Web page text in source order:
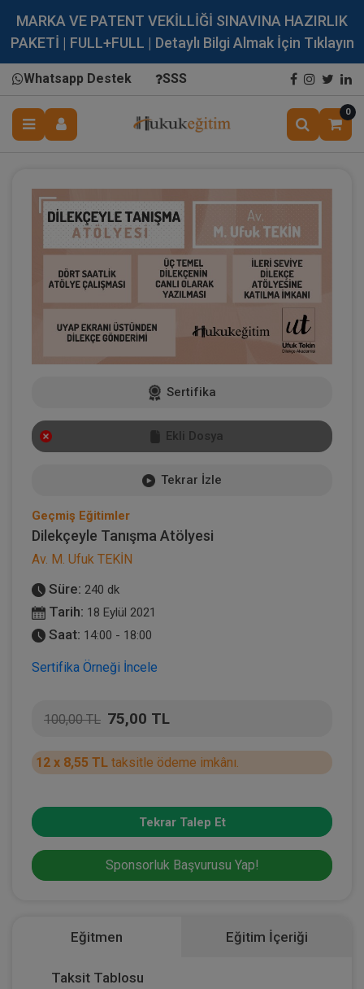
MARKA VE PATENT VEKİLLİĞİ SINAVINA HAZIRLIK
PAKETİ | FULL+FULL | Detaylı Bilgi Almak İçin Tıklayın
Whatsapp Destek SSS
0
Sertifika
Ekli Dosya
Tekrar İzle
Geçmiş Eğitimler
Dilekçeyle Tanışma Atölyesi
Av. M. Ufuk TEKİN
Süre: 240 dk
Tarih: 18 Eylül 2021
Saat: 14:00 - 18:00
Sertifika Örneği İncele
100,00 TL 75,00 TL
12 x 8,55 TL taksitle ödeme imkânı.
Tekrar Talep Et
Sponsorluk Başvurusu Yap!
Eğitmen Eğitim İçeriği
Taksit Tablosu